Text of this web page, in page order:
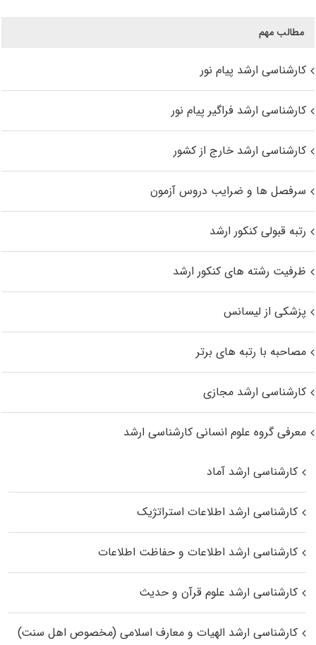
مطالب مهم
کارشناسی ارشد پیام نور
کارشناسی ارشد فراگیر پیام نور
کارشناسی ارشد خارج از کشور
سرفصل ها و ضرایب دروس آزمون
رتبه قبولی کنکور ارشد
ظرفیت رشته های کنکور ارشد
پزشکی از لیسانس
مصاحبه با رتبه های برتر
کارشناسی ارشد مجازی
معرفی گروه علوم انسانی کارشناسی ارشد
کارشناسی ارشد آماد
کارشناسی ارشد اطلاعات استراتژیک
کارشناسی ارشد اطلاعات و حفاظت اطلاعات
کارشناسی ارشد علوم قرآن و حدیث
کارشناسی ارشد الهیات و معارف اسلامی (مخصوص اهل سنت)